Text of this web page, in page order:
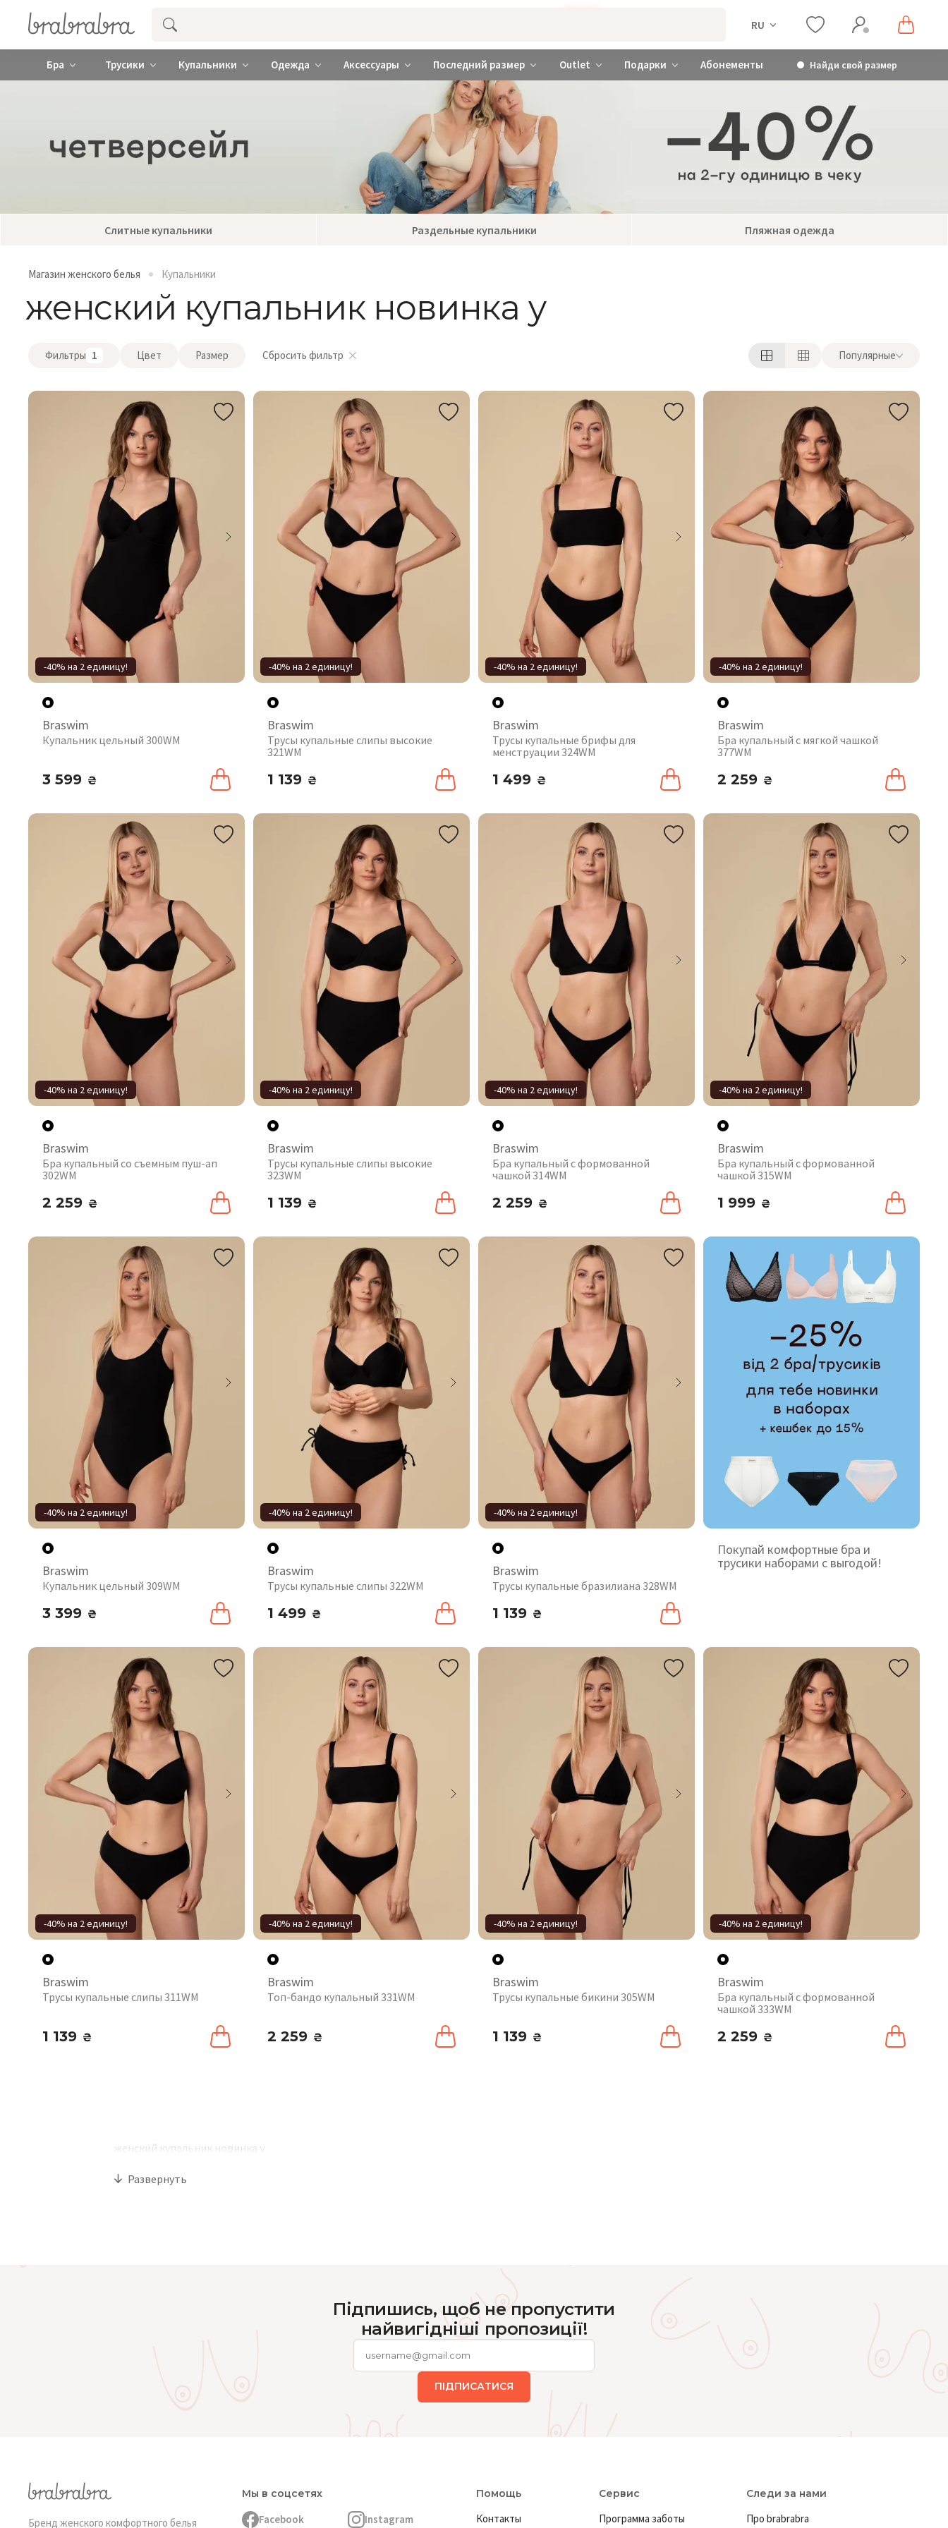
Купить нижнее женское белье ❤️ brabrabra ❤️ Киев и Украина RU
Бра Трусики Купальники Одежда Аксессуары Последний размер Outlet Подарки Абонементы Найди свой размер
Слитные купальники Раздельные купальники Пляжная одежда
Магазин женского белья Купальники
женский купальник новинка y
Фильтры 1 Цвет Размер Сбросить фильтр Популярные
-40% на 2 единицу!
Braswim
Купальник цельный 300WM
3 599 ₴
-40% на 2 единицу!
Braswim
Трусы купальные слипы высокие
321WM
1 139 ₴
-40% на 2 единицу!
Braswim
Трусы купальные брифы для
менструации 324WM
1 499 ₴
-40% на 2 единицу!
Braswim
Бра купальный с мягкой чашкой
377WM
2 259 ₴
-40% на 2 единицу!
Braswim
Бра купальный со съемным пуш-ап
302WM
2 259 ₴
-40% на 2 единицу!
Braswim
Трусы купальные слипы высокие
323WM
1 139 ₴
-40% на 2 единицу!
Braswim
Бра купальный с формованной
чашкой 314WM
2 259 ₴
-40% на 2 единицу!
Braswim
Бра купальный с формованной
чашкой 315WM
1 999 ₴
-40% на 2 единицу!
Braswim
Купальник цельный 309WM
3 399 ₴
-40% на 2 единицу!
Braswim
Трусы купальные слипы 322WM
1 499 ₴
-40% на 2 единицу!
Braswim
Трусы купальные бразилиана 328WM
1 139 ₴
Покупай комфортные бра и
трусики наборами с выгодой!
-40% на 2 единицу!
Braswim
Трусы купальные слипы 311WM
1 139 ₴
-40% на 2 единицу!
Braswim
Топ-бандо купальный 331WM
2 259 ₴
-40% на 2 единицу!
Braswim
Трусы купальные бикини 305WM
1 139 ₴
-40% на 2 единицу!
Braswim
Бра купальный с формованной
чашкой 333WM
2 259 ₴
женский купальник новинка y
Развернуть
Підпишись, щоб не пропустити
найвигідніші пропозиції!
ПІДПИСАТИСЯ
Бренд женского комфортного белья
Мы в соцсетях
Facebook Instagram
Помощь
Контакты
Сервис
Программа заботы
Следи за нами
Про brabrabra